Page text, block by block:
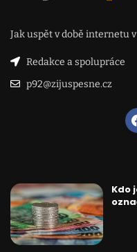
Jak uspět v době internetu
Redakce a spolupráce
p92@zijuspesne.cz
Kdo